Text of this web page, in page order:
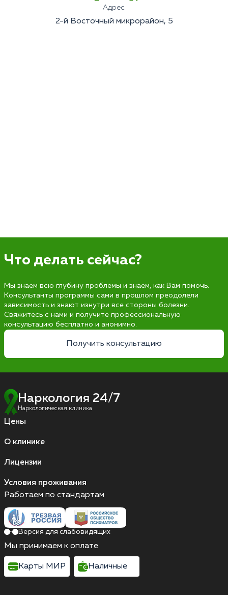
Адрес:
2-й Восточный микрорайон, 5
Что делать сейчас?
Мы знаем всю глубину проблемы и знаем, как Вам помочь.
Консультанты программы сами в прошлом преодолели
зависимость и знают изнутри все стороны болезни.
Свяжитесь с нами и получите профессиональную
консультацию бесплатно и анонимно.
Получить консультацию
Наркология 24/7
Наркологическая клиника
Цены
О клинике
Лицензии
Условия проживания
Работаем по стандартам
Версия для слабовидящих
Мы принимаем к оплате
Карты МИР Наличные